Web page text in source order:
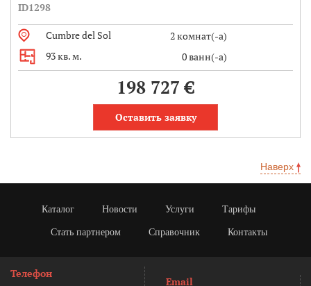
ID1298
Cumbre del Sol
2 комнат(-а)
93 кв. м.
0 ванн(-а)
198 727 €
Оставить заявку
Наверх
Каталог Новости Услуги Тарифы
Стать партнером Справочник Контакты
Телефон
Email